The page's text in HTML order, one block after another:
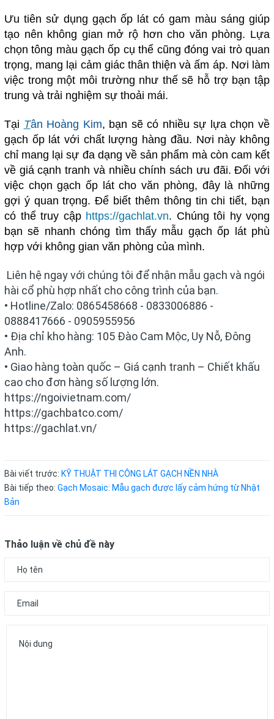
Ưu tiên sử dụng gạch ốp lát có gam màu sáng giúp
tạo nên không gian mở rộ hơn cho văn phòng. Lựa
chọn tông màu gạch ốp cụ thể cũng đóng vai trò quan
trọng, mang lại cảm giác thân thiện và ấm áp. Nơi làm
việc trong một môi trường như thế sẽ hỗ trợ bạn tập
trung và trải nghiệm sự thoải mái.
Tại Tân Hoàng Kim, bạn sẽ có nhiều sự lựa chọn về
gạch ốp lát với chất lượng hàng đầu. Nơi này không
chỉ mang lại sự đa dạng về sản phẩm mà còn cam kết
về giá cạnh tranh và nhiều chính sách ưu đãi. Đối với
việc chọn gạch ốp lát cho văn phòng, đây là những
gợi ý quan trọng. Để biết thêm thông tin chi tiết, bạn
có thể truy cập https://gachlat.vn. Chúng tôi hy vọng
bạn sẽ nhanh chóng tìm thấy mẫu gạch ốp lát phù
hợp với không gian văn phòng của mình.
Liên hệ ngay với chúng tôi để nhận mẫu gạch và ngói
hài cổ phù hợp nhất cho công trình của bạn.
• Hotline/Zalo: 0865458668 - 0833006886 -
0888417666 - 0905955956
• Địa chỉ kho hàng: 105 Đào Cam Mộc, Uy Nỗ, Đông
Anh.
• Giao hàng toàn quốc – Giá cạnh tranh – Chiết khấu
cao cho đơn hàng số lượng lớn.
https://ngoivietnam.com/
https://gachbatco.com/
https://gachlat.vn/
Bài viết trước: KỸ THUẬT THI CÔNG LÁT GẠCH NỀN NHÀ
Bài tiếp theo: Gạch Mosaic: Mẫu gạch được lấy cảm hứng từ Nhật
Bản
Thảo luận về chủ đề này